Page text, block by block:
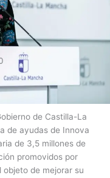
de Castilla-La
de ayudas de Innova
de 3,5 millones de
promovidos por
de mejorar su